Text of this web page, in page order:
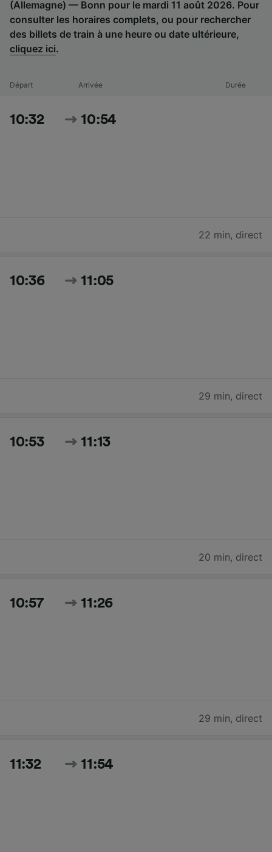
(Allemagne) — Bonn pour le mardi 11 août 2026. Pour
consulter les horaires complets, ou pour rechercher
des billets de train à une heure ou date ultérieure,
cliquez ici.
Départ Arrivée Durée
10:32 10:54
22 min, direct
10:36 11:05
29 min, direct
10:53 11:13
20 min, direct
10:57 11:26
29 min, direct
11:32 11:54